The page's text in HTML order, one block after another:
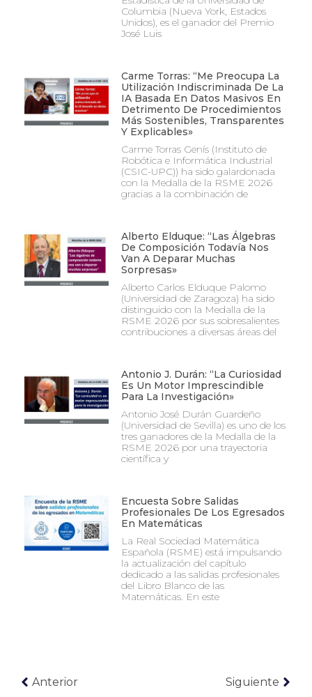
Columbia (Nueva York, Estados
Unidos), es el ganador del Premio
José Luis
Carme Torras: “Me Preocupa La
Utilización Indiscriminada De La
IA Basada En Datos Masivos En
Detrimento De Procedimientos
Más Sostenibles, Transparentes
Y Explicables»
Carme Torras Genís (Instituto de
Robótica e Informática Industrial
(CSIC-UPC)) ha sido galardonada
con la Medalla de la RSME 2026
gracias a la combinación de
Alberto Elduque: “Las Álgebras
De Composición Todavía Nos
Van A Deparar Muchas
Sorpresas»
Alberto Carlos Elduque Palomo
(Universidad de Zaragoza) ha sido
distinguido con la Medalla de la
RSME 2026 por sus sobresalientes
contribuciones a diversas áreas del
Antonio J. Durán: “La Curiosidad
Es Un Motor Imprescindible
Para La Investigación»
Antonio José Durán Guardeño
(Universidad de Sevilla) es uno de los
tres ganadores de la Medalla de la
RSME 2026 por una trayectoria
científica y
Encuesta Sobre Salidas
Profesionales De Los Egresados
En Matemáticas
La Real Sociedad Matemática
Española (RSME) está impulsando
la actualización del capítulo
dedicado a las salidas profesionales
del Libro Blanco de las
Matemáticas. En este
Anterior Siguiente